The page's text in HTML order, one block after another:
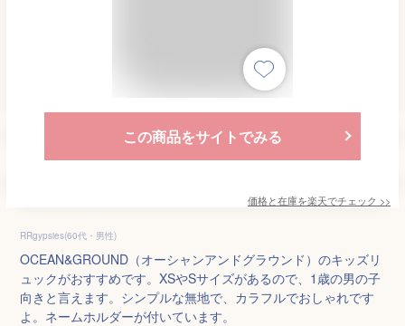
この商品をサイトでみる
価格と在庫を楽天でチェック >>
RRgypsies(60代・男性)
OCEAN&GROUND（オーシャンアンドグラウンド）のキッズリ
ュックがおすすめです。XSやSサイズがあるので、1歳の男の子
向きと言えます。シンプルな無地で、カラフルでおしゃれです
よ。ネームホルダーが付いています。